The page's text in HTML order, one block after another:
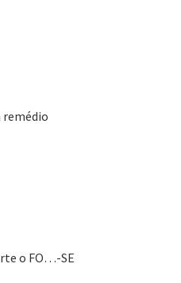
remédio
o FO…-SE